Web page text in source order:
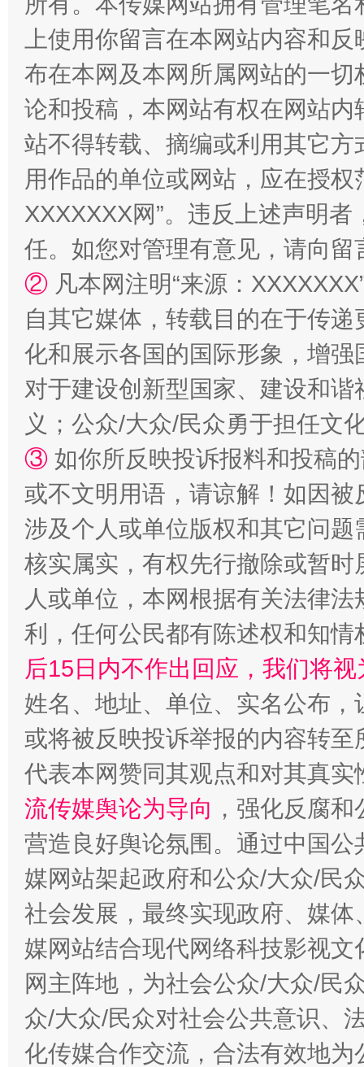
规模最大的光氢储一体化项目 走
镜头丨大暑三秋近 山西：
如何以同查同治破解风腐交织难题 养老服
一纸欠条伤亲情 巡回调解促和解..
上使用你留言在本网站内容和
布在本网及本网所属网站的一
论和投稿，本网站有权在网站
站不得转载、摘编或利用其它
用作品的单位或网站，应在授
XXXXXXX网”。违反上述声明
任。如您对管理有意见，请向
② 凡本网注明“来源：
自其它媒体，转载目的在于传
化和展示各国的国际形象，增
对于建设创新型国家、建设和
义；公众/大众/民众勇于担任文
③ 如你所反映投诉报料和投稿
或不文明用语，请谅解！如因
涉及个人或单位版权和其它问题
核实属实，有权先行撤除或暂
人或单位，本网根据有关法律
利，任何公民都有陈述权和知情
后15日内不作出回应，我们将
姓名、地址、单位、实名公布
或将被反映投诉举报的内容转
代表本网赞同其观点和对其真实
流传媒舆论为导向 ，强化反腐
营造良好舆论氛围。通过中国
媒网站架起政府和公众/大众/民
社会发展，最终实现政府、媒
媒网站结合现代网络科技影视
网主阵地，为社会公众/大众/民
众/大众/民众对社会公共意识、
化传媒合作交流，合法有效地